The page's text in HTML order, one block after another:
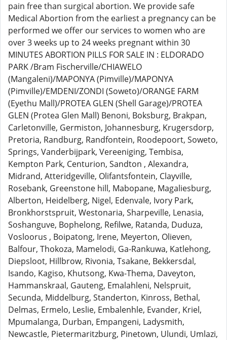
pain free than surgical abortion. We provide safe
Medical Abortion from the earliest a pregnancy can be
performed we offer our services to women who are
over 3 weeks up to 24 weeks pregnant within 30
MINUTES ABORTION PILLS FOR SALE IN : ELDORADO
PARK /Bram Fischerville/CHIAWELO
(Mangaleni)/MAPONYA (Pimville)/MAPONYA
(Pimville)/EMDENI/ZONDI (Soweto)/ORANGE FARM
(Eyethu Mall)/PROTEA GLEN (Shell Garage)/PROTEA
GLEN (Protea Glen Mall) Benoni, Boksburg, Brakpan,
Carletonville, Germiston, Johannesburg, Krugersdorp,
Pretoria, Randburg, Randfontein, Roodepoort, Soweto,
Springs, Vanderbijpark, Vereeniging, Tembisa,
Kempton Park, Centurion, Sandton , Alexandra,
Midrand, Atteridgeville, Olifantsfontein, Clayville,
Rosebank, Greenstone hill, Mabopane, Magaliesburg,
Alberton, Heidelberg, Nigel, Edenvale, Ivory Park,
Bronkhorstspruit, Westonaria, Sharpeville, Lenasia,
Soshanguve, Bophelong, Refilwe, Ratanda, Duduza,
Vosloorus , Boipatong, Irene, Meyerton, Olieven,
Balfour, Thokoza, Mamelodi, Ga-Rankuwa, Katlehong,
Diepsloot, Hillbrow, Rivonia, Tsakane, Bekkersdal,
Isando, Kagiso, Khutsong, Kwa-Thema, Daveyton,
Hammanskraal, Gauteng, Emalahleni, Nelspruit,
Secunda, Middelburg, Standerton, Kinross, Bethal,
Delmas, Ermelo, Leslie, Embalenhle, Evander, Kriel,
Mpumalanga, Durban, Empangeni, Ladysmith,
Newcastle, Pietermaritzburg, Pinetown, Ulundi, Umlazi,